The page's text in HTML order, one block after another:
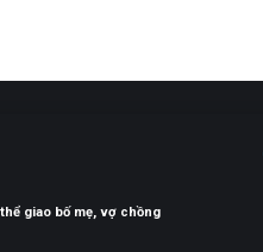
giao bố mẹ, vợ chồng